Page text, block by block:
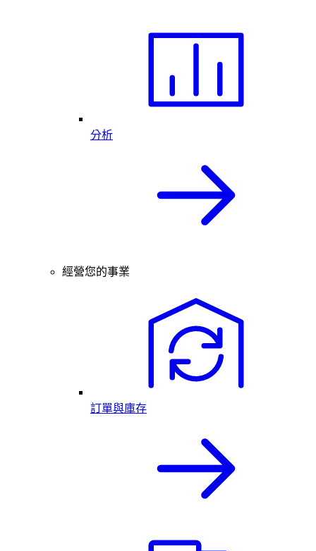
分析
經營您的事業
訂單與庫存